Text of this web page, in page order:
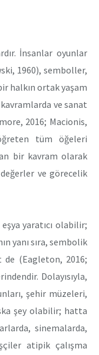
İnsanlar oyunlar
1960), semboller,
halkın ortak yaşam
ve sanat
2016; Macionis,
tüm öğeleri
bir kavram olarak
ve görecelik
yaratıcı olabilir;
yanı sıra, sembolik
de (Eagleton, 2016;
Dolayısıyla,
şehir müzeleri,
şey olabilir; hatta
sinemalarda,
atipik çalışma